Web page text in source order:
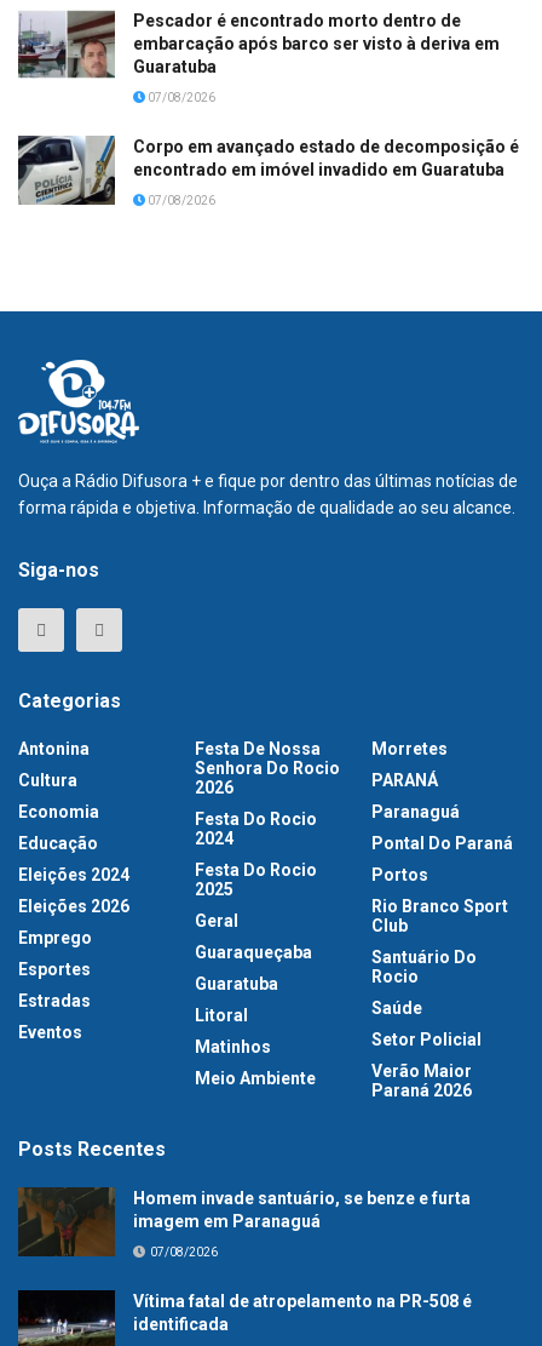
Pescador é encontrado morto dentro de
embarcação após barco ser visto à deriva em
Guaratuba
07/08/2026
Corpo em avançado estado de decomposição é
encontrado em imóvel invadido em Guaratuba
07/08/2026
Ouça a Rádio Difusora + e fique por dentro das últimas notícias de
forma rápida e objetiva. Informação de qualidade ao seu alcance.
Siga-nos
Categorias
Antonina
Cultura
Economia
Educação
Eleições 2024
Eleições 2026
Emprego
Esportes
Estradas
Eventos
Festa De Nossa
Senhora Do Rocio
2026
Festa Do Rocio
2024
Festa Do Rocio
2025
Geral
Guaraqueçaba
Guaratuba
Litoral
Matinhos
Meio Ambiente
Morretes
PARANÁ
Paranaguá
Pontal Do Paraná
Portos
Rio Branco Sport
Club
Santuário Do
Rocio
Saúde
Setor Policial
Verão Maior
Paraná 2026
Posts Recentes
Homem invade santuário, se benze e furta
imagem em Paranaguá
07/08/2026
Vítima fatal de atropelamento na PR-508 é
identificada